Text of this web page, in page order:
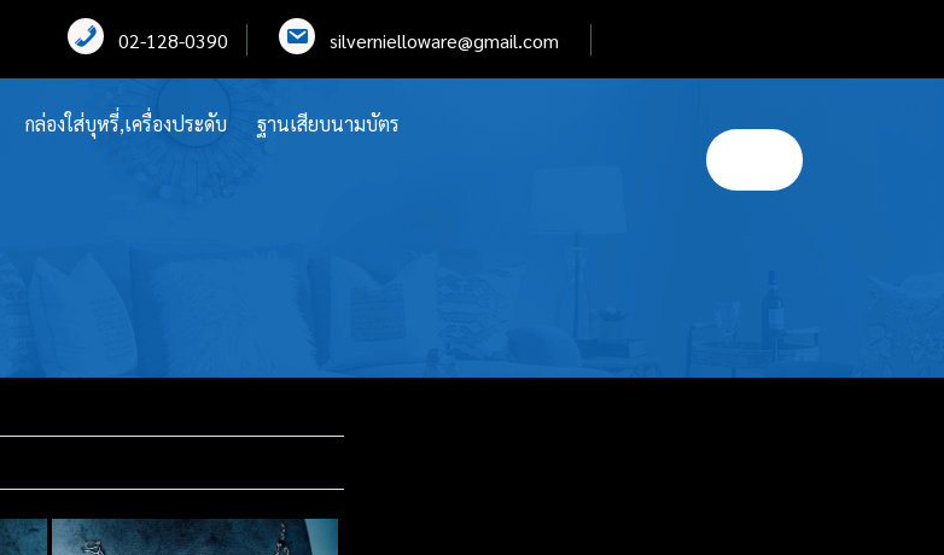
02-128-0390 silvernielloware@gmail.com
กล่องใส่บุหรี่,เครื่องประดับ ฐานเสียบนามบัตร